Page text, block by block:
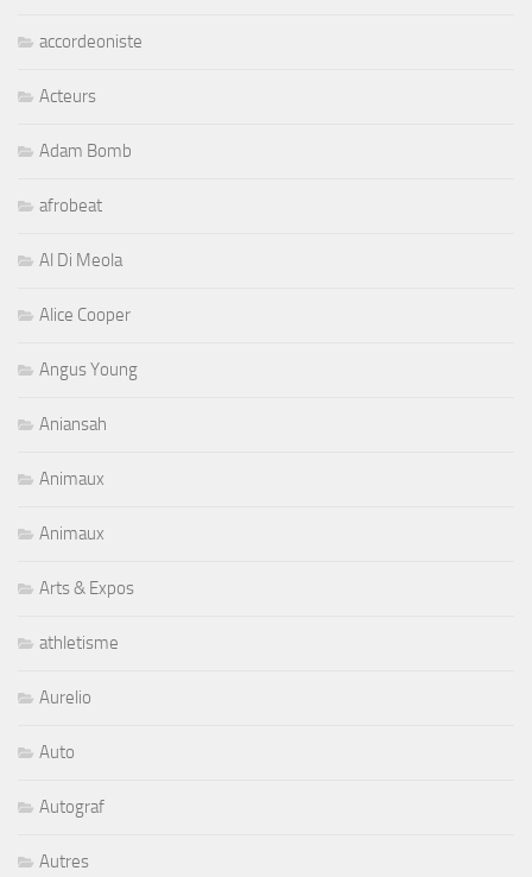
accordeoniste
Acteurs
Adam Bomb
afrobeat
Al Di Meola
Alice Cooper
Angus Young
Aniansah
Animaux
Animaux
Arts & Expos
athletisme
Aurelio
Auto
Autograf
Autres